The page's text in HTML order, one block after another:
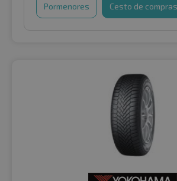
Pormenores Cesto de compras